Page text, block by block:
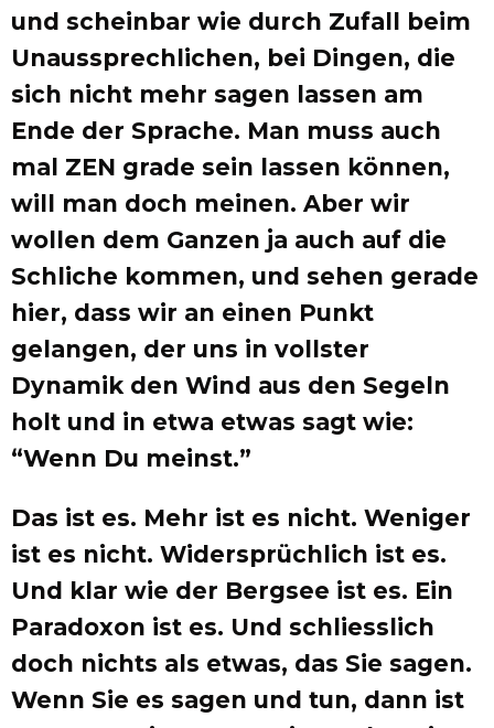
und scheinbar wie durch Zufall beim
Unaussprechlichen, bei Dingen, die
sich nicht mehr sagen lassen am
Ende der Sprache. Man muss auch
mal ZEN grade sein lassen können,
will man doch meinen. Aber wir
wollen dem Ganzen ja auch auf die
Schliche kommen, und sehen gerade
hier, dass wir an einen Punkt
gelangen, der uns in vollster
Dynamik den Wind aus den Segeln
holt und in etwa etwas sagt wie:
“Wenn Du meinst.”
Das ist es. Mehr ist es nicht. Weniger
ist es nicht. Widersprüchlich ist es.
Und klar wie der Bergsee ist es. Ein
Paradoxon ist es. Und schliesslich
doch nichts als etwas, das Sie sagen.
Wenn Sie es sagen und tun, dann ist